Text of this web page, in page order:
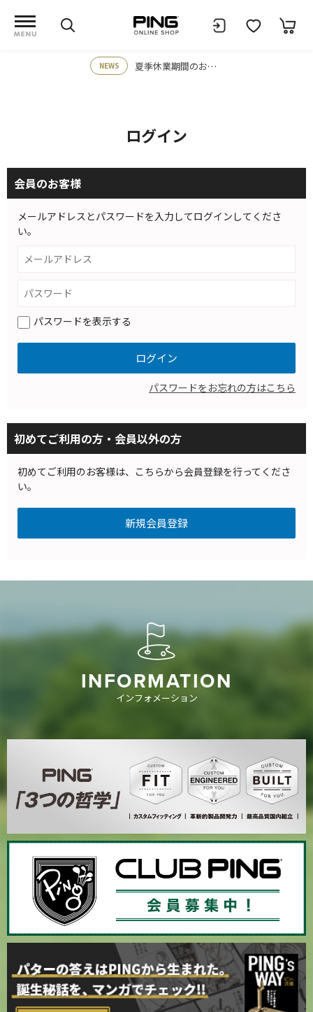
NEWS 夏季休業期間のお知らせ
ログイン
会員のお客様
メールアドレスとパスワードを入力してログインしてくださ
い。
パスワードを表示する
パスワードをお忘れの方はこちら
初めてご利用の方・会員以外の方
初めてご利用のお客様は、こちらから会員登録を行ってくださ
い。
INFORMATION
インフォメーション